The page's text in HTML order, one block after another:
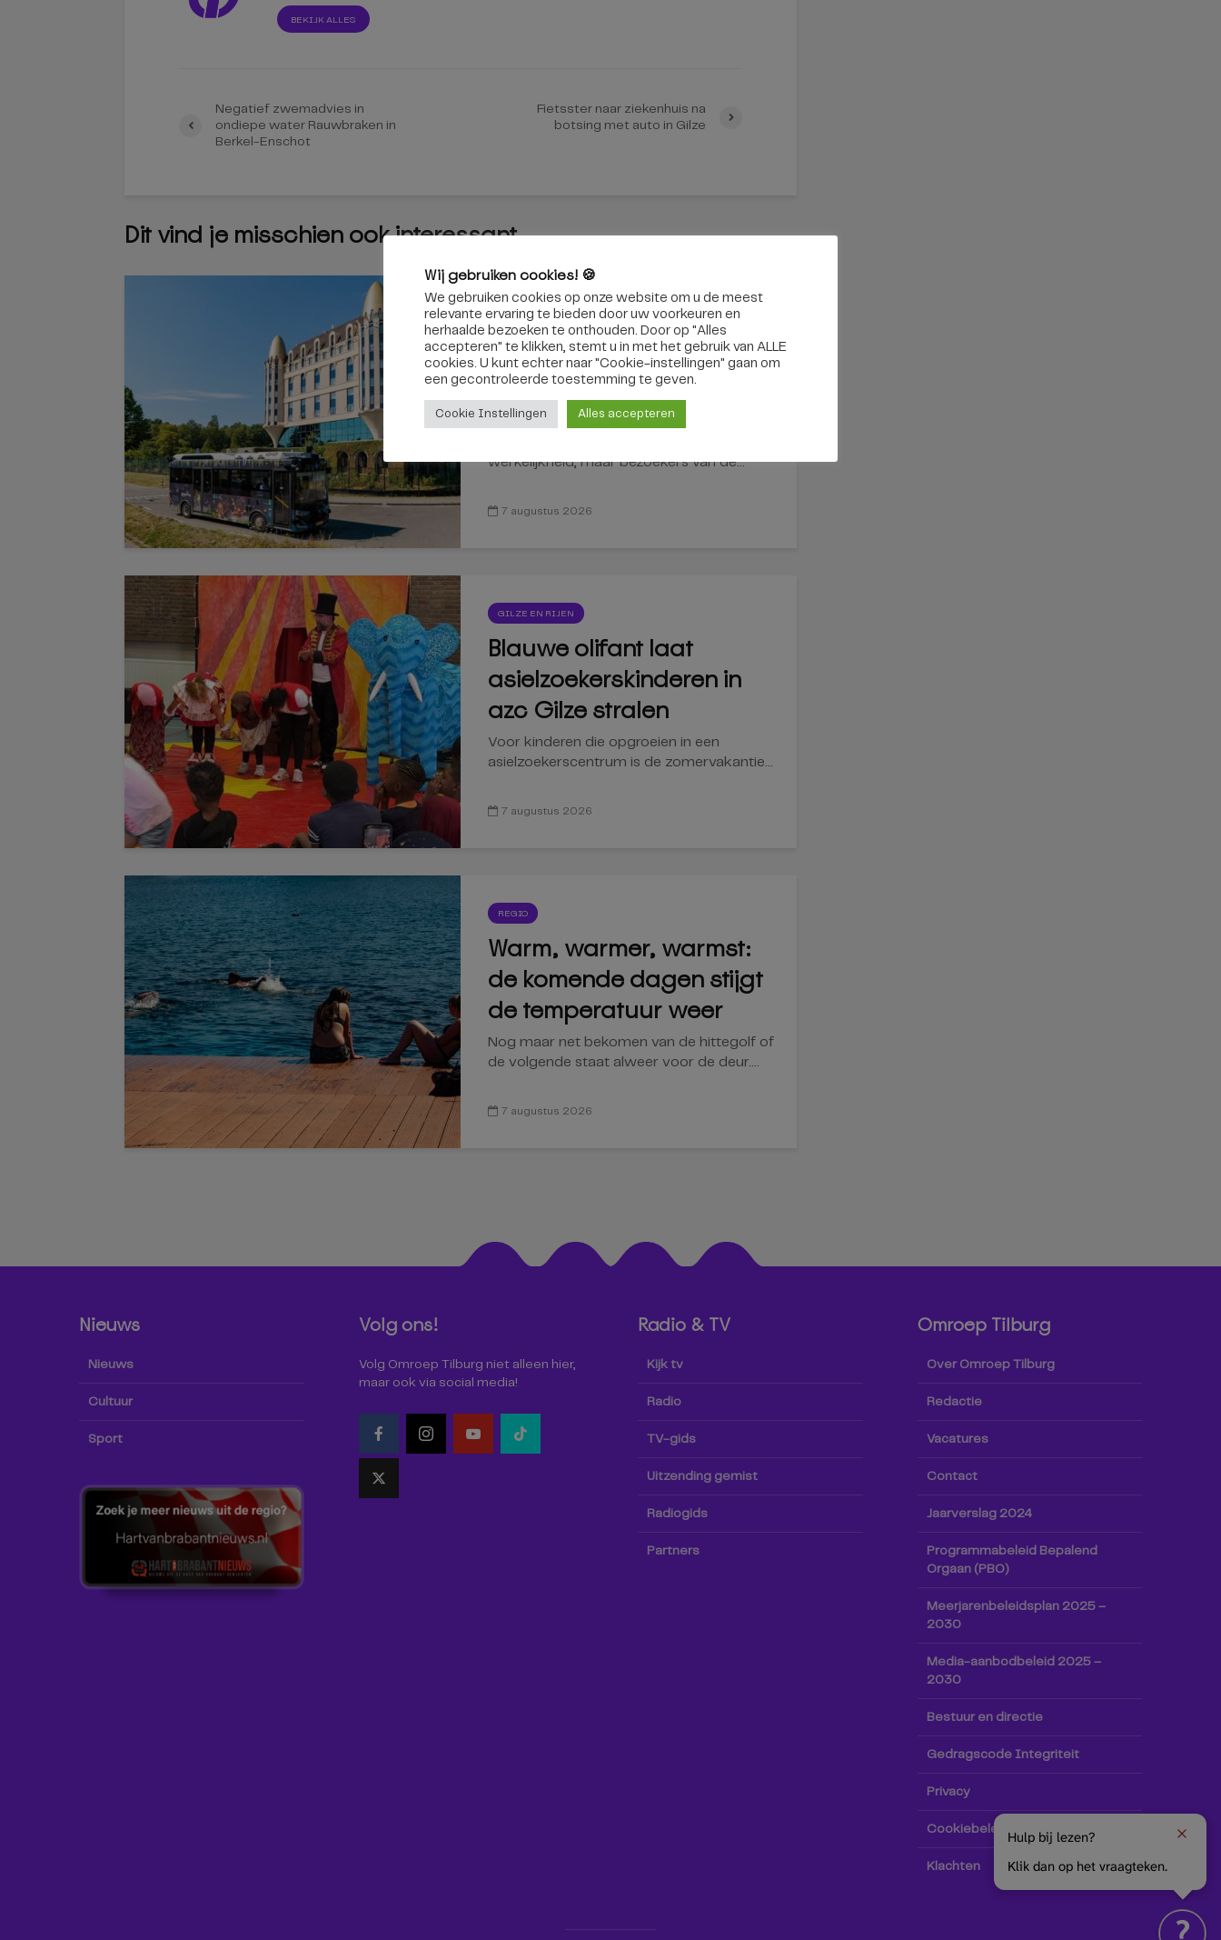
BEKIJK ALLES
Negatief zwemadvies in
ondiepe water Rauwbraken in
Berkel-Enschot
Fietsster naar ziekenhuis na
botsing met auto in Gilze
Dit vind je misschien ook interessant
REGIO
Via een zelfrijdende bus
naar de Efteling?
Binnenkort kan het
werkelijkheid, maar bezoekers van de...
7 augustus 2026
GILZE EN RIJEN
Blauwe olifant laat
asielzoekerskinderen in
azc Gilze stralen
Voor kinderen die opgroeien in een
asielzoekerscentrum is de zomervakantie...
7 augustus 2026
REGIO
Warm, warmer, warmst:
de komende dagen stijgt
de temperatuur weer
Nog maar net bekomen van de hittegolf of
de volgende staat alweer voor de deur....
7 augustus 2026
Nieuws
Nieuws
Cultuur
Sport
Volg ons!
Volg Omroep Tilburg niet alleen hier,
maar ook via social media!
Radio & TV
Kijk tv
Radio
TV-gids
Uitzending gemist
Radiogids
Partners
Omroep Tilburg
Over Omroep Tilburg
Redactie
Vacatures
Contact
Jaarverslag 2024
Programmabeleid Bepalend
Orgaan (PBO)
Meerjarenbeleidsplan 2025 –
2030
Media-aanbodbeleid 2025 –
2030
Bestuur en directie
Gedragscode Integriteit
Privacy
Cookiebeleid
Klachten
Wij gebruiken cookies! 🍪
We gebruiken cookies op onze website om u de meest
relevante ervaring te bieden door uw voorkeuren en
herhaalde bezoeken te onthouden. Door op "Alles
accepteren" te klikken, stemt u in met het gebruik van ALLE
cookies. U kunt echter naar "Cookie-instellingen" gaan om
een ​​gecontroleerde toestemming te geven.
Cookie Instellingen Alles accepteren
Hulp bij lezen?
Klik dan op het vraagteken.